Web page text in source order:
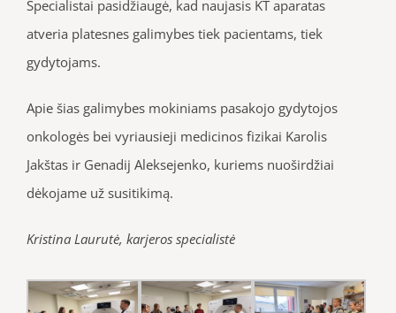
Specialistai pasidžiaugė, kad naujasis KT aparatas
atveria platesnes galimybes tiek pacientams, tiek
gydytojams.
Apie šias galimybes mokiniams pasakojo gydytojos
onkologės bei vyriausieji medicinos fizikai Karolis
Jakštas ir Genadij Aleksejenko, kuriems nuoširdžiai
dėkojame už susitikimą.
Kristina Laurutė, karjeros specialistė